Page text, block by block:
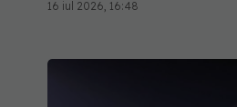
16 iul 2026, 16:48